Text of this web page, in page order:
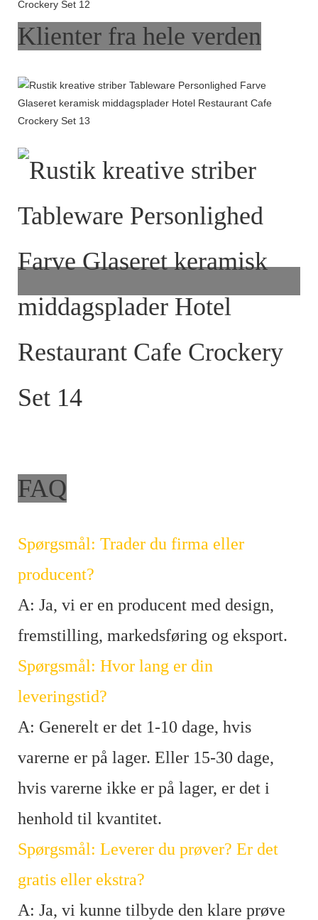
Klienter fra hele verden
FAQ
Spørgsmål: Trader du firma eller
producent?
A: Ja, vi er en producent med design,
fremstilling, markedsføring og eksport.
Spørgsmål: Hvor lang er din
leveringstid?
A: Generelt er det 1-10 dage, hvis
varerne er på lager. Eller 15-30 dage,
hvis varerne ikke er på lager, er det i
henhold til kvantitet.
Spørgsmål: Leverer du prøver? Er det
gratis eller ekstra?
A: Ja, vi kunne tilbyde den klare prøve